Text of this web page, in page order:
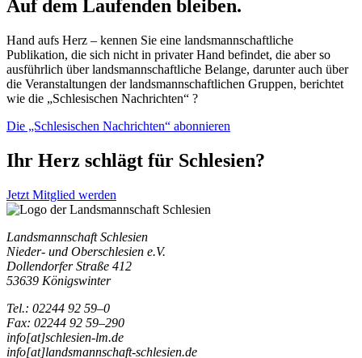
Auf dem Laufenden bleiben.
Hand aufs Herz – kennen Sie eine landsmannschaftliche
Publikation, die sich nicht in privater Hand befindet, die aber so
ausführlich über landsmannschaftliche Belange, darunter auch über
die Veranstaltungen der landsmannschaftlichen Gruppen, berichtet
wie die „Schlesischen Nachrichten“ ?
Die „Schlesischen Nachrichten“ abonnieren
Ihr Herz schlägt für Schlesien?
Jetzt Mitglied werden
Landsmannschaft Schlesien
Nieder- und Oberschlesien e.V.
Dollendorfer Straße 412
53639 Königswinter
Tel.: 02244 92 59–0
Fax: 02244 92 59–290
info[at]schlesien-lm.de
info[at]landsmannschaft-schlesien.de